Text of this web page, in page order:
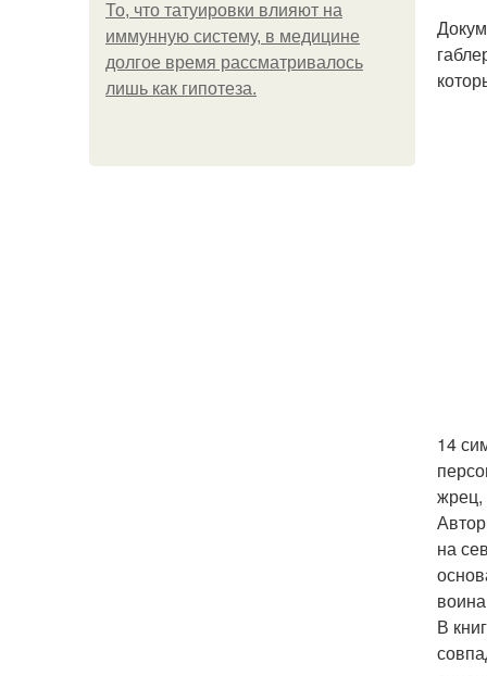
То, что татуировки влияют на
иммунную систему, в медицине
долгое время рассматривалось
лишь как гипотеза.
14
жрец,
на
В